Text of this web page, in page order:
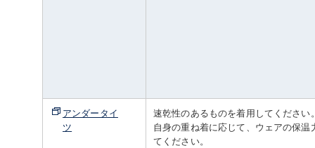
アンダータイ
ツ
速乾性のあるものを着用してください
自身の重ね着に応じて、ウェアの保温
てください。